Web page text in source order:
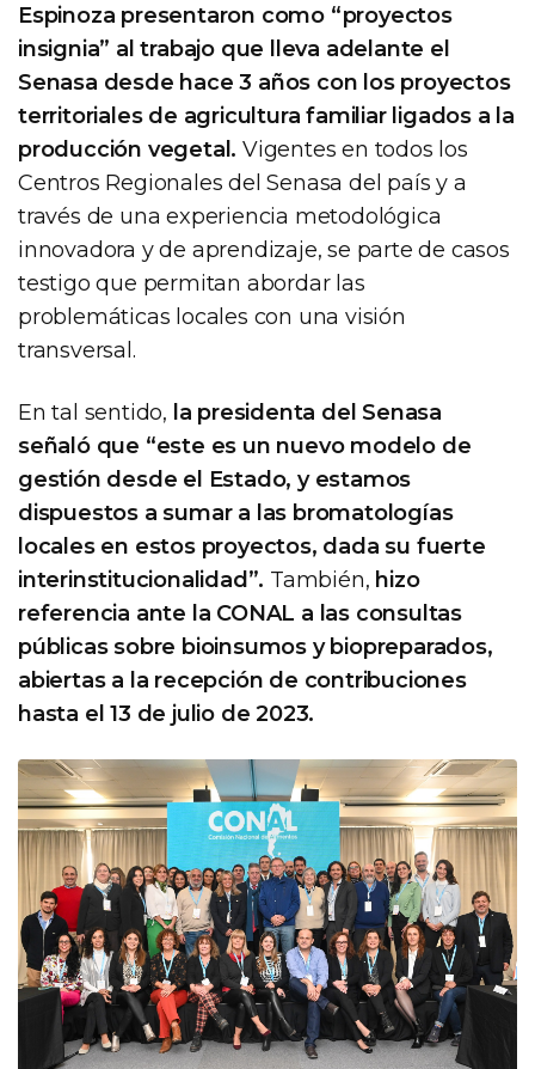
Espinoza presentaron como “proyectos
insignia” al trabajo que lleva adelante el
Senasa desde hace 3 años con los proyectos
territoriales de agricultura familiar ligados a la
producción vegetal. Vigentes en todos los
Centros Regionales del Senasa del país y a
través de una experiencia metodológica
innovadora y de aprendizaje, se parte de casos
testigo que permitan abordar las
problemáticas locales con una visión
transversal.
En tal sentido, la presidenta del Senasa
señaló que “este es un nuevo modelo de
gestión desde el Estado, y estamos
dispuestos a sumar a las bromatologías
locales en estos proyectos, dada su fuerte
interinstitucionalidad”. También, hizo
referencia ante la CONAL a las consultas
públicas sobre bioinsumos y biopreparados,
abiertas a la recepción de contribuciones
hasta el 13 de julio de 2023.